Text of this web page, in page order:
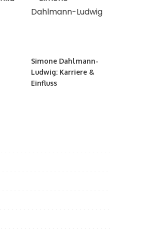
Simone Dahlmann-
Ludwig: Karriere &
Einfluss